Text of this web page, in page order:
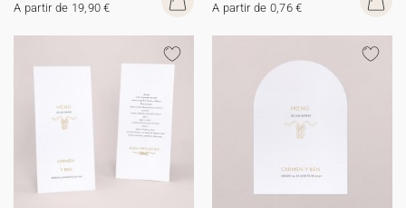
A partir de 19,90 €
A partir de 0,76 €